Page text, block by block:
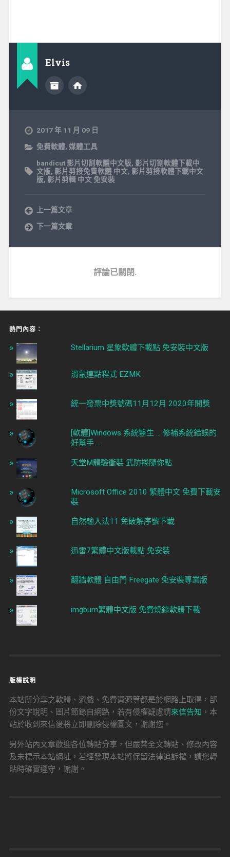
Elvis
2017 年 11 月 09 日
免費軟體, 媒體工具
bandicut 影片切割軟體中文版, 影片切割軟體下載中
文版, 影片剪接免費軟體 中文, 影片剪接軟體下載中文
版, 影片剪輯 中文 免安裝
上一篇文章
下一篇文章
評論已關閉.
熱門內容︰
Stellarium 星象軟體下載點 免安裝中文版
滑鼠連點程式 EZMK
統一發票中獎號碼11月12月 2020年開獎
[軟體]Windows 系統醫生 ... 修補系統錯誤的
好幫手 ...
天堂M體驗衝裝 武防捲隨你點
Microsoft Office 2010 繁體中文 免費下載安
裝
自然輸入法11 免破解序號下載
迅雷7繁體中文版載點 免安裝
翻牆軟體 自由門 Freegate 免安裝專業版
imgburn繁體中文版 免費燒錄軟體下載
版權說明
本站所分享之軟體、遊戲、免費資源等都是於網路上取得，部
份文字說明、圖片節錄自網路，若有侵權疑慮請來信告知 ，本
站於收到來信後將立即刪除侵權圖文，謝謝您。
另外站內文章歡迎各位轉貼分享，但嚴禁全文轉貼、修改內容
及未標示本站網址，若經發現本站將保留法律追訴權，請您轉
貼時確實遵守，謝謝。